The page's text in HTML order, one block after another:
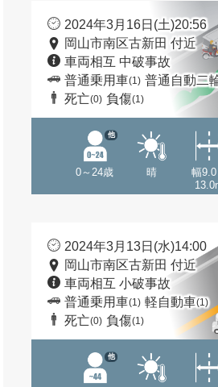
2024年3月16日(土)20:56
岡山市南区古新田 付近
車両相互 中破事故
普通乗用車(1) 普通自動二
死亡(0) 負傷(1)
0～24歳
他
晴
幅9.0
2024年3月13日(水)14:00
岡山市南区古新田 付近
車両相互 小破事故
普通乗用車(1) 軽自動車(1)
死亡(0) 負傷(1)
他